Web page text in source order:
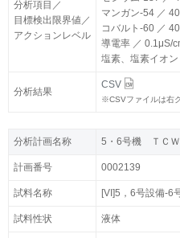
分析項目／
目標検出限界値／
アクションレベル
マンガン-54 ／
コバルト-60 ／
導電率 ／ 0.1μS/
塩素、塩素イオ
分析結果
CSV
※CSVファイルは右
分析項目／
目標検出限界値／
アクションレベル
マンガン-54 ／
コバルト-60 ／
導電率 ／ 0.1μS/
塩素、塩素イオ
分析結果
CSV
※CSVファイルは右
分析計画名称 5・6号機 ＴＣＷ
計画番号 0002139
試料名称 [VI]5，6号設備-6
試料性状 液体
分析計画名称 5・6号機 ＴＣＷ
計画番号 0002139
試料名称 [VI]5，6号設備-6
試料性状 液体